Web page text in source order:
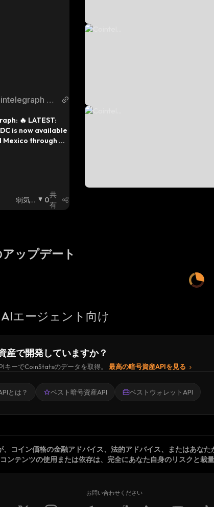
T
🔥 LATEST:
is now available
Mexico through
need for USD.
弱気
相場:
0
共
有
ップデート
エージェント向け
産で開発していますか？
キーでCoinStatsのデータを取得。 最高の暗号資産APIを見る
とは？ ベスト暗号資産API ベストウォレットAPI
コイン価格の金融アドバイス、法的アドバイス、またはあな
ンテンツの使用または依存は、完全にあなた自身のリスクと裁量
お問い合わせください